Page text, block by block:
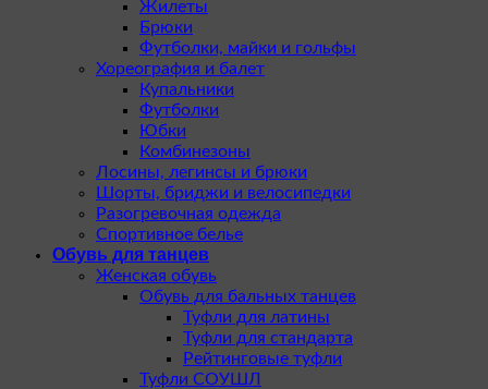
Жилеты
Брюки
Футболки, майки и гольфы
Хореография и балет
Купальники
Футболки
Юбки
Комбинезоны
Лосины, легинсы и брюки
Шорты, бриджи и велосипедки
Разогревочная одежда
Спортивное белье
Обувь для танцев
Женская обувь
Обувь для бальных танцев
Туфли для латины
Туфли для стандарта
Рейтинговые туфли
Туфли СОУШЛ